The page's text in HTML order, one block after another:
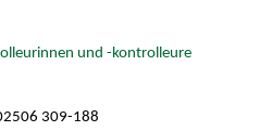
und -kontrolleure
309-188